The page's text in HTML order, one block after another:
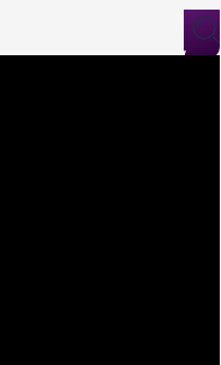
ورود/